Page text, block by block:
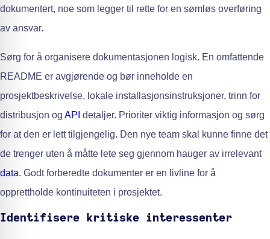
dokumentert, noe som legger til rette for en sømløs overføring
av ansvar.
Sørg for å organisere dokumentasjonen logisk. En omfattende
README er avgjørende og bør inneholde en
prosjektbeskrivelse, lokale installasjonsinstruksjoner, trinn for
distribusjon og API detaljer. Prioriter viktig informasjon og sørg
for at den er lett tilgjengelig. Den nye team skal kunne finne det
de trenger uten å måtte lete seg gjennom hauger av irrelevant
data. Godt forberedte dokumenter er en livline for å
opprettholde kontinuiteten i prosjektet.
Identifisere kritiske interessenter